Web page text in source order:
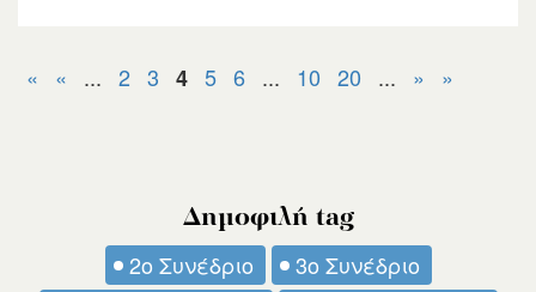
« « ... 2 3 4 5 6 ... 10 20 ... » »
Δημοφιλή tag
2ο Συνέδριο
3ο Συνέδριο